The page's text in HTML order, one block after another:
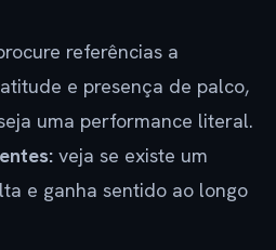
referências a
e presença de palco,
uma performance literal.
veja se existe um
e ganha sentido ao longo